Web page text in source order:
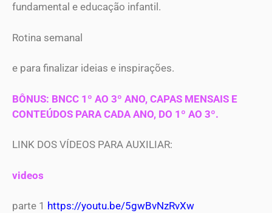
fundamental e educação infantil.
Rotina semanal
e para finalizar ideias e inspirações.
BÔNUS: BNCC 1º AO 3º ANO, CAPAS MENSAIS E
CONTEÚDOS PARA CADA ANO, DO 1º AO 3º.
LINK DOS VÍDEOS PARA AUXILIAR:
videos
parte 1 https://youtu.be/5gwBvNzRvXw